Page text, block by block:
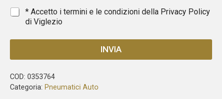
* * Accetto i termini e le condizioni della Privacy Policy
di Viglezio
INVIA
COD: 0353764
Categoria: Pneumatici Auto